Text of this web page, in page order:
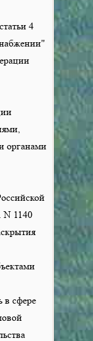
4
органами
N 1140
в сфере